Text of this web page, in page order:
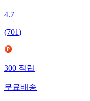
4.7
(701)
300 적립
무료배송